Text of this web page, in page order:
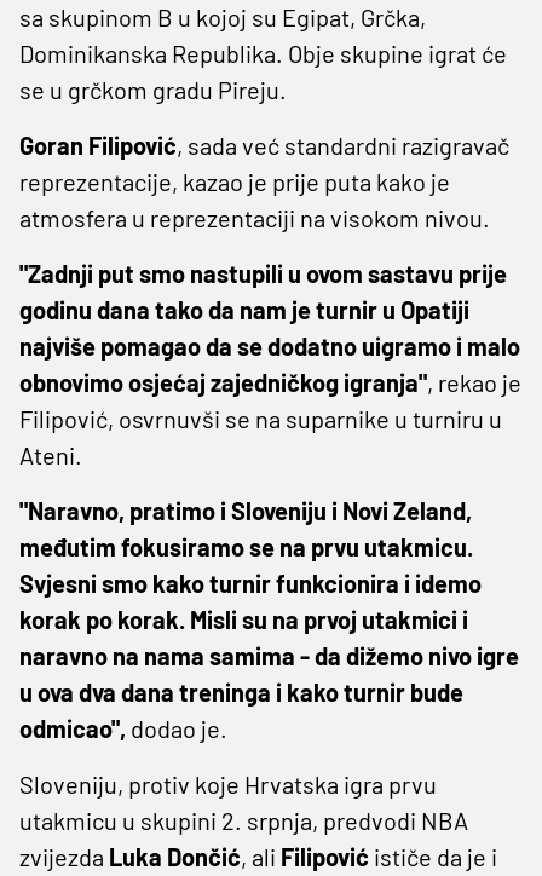
sa skupinom B u kojoj su Egipat, Grčka,
Dominikanska Republika. Obje skupine igrat će
se u grčkom gradu Pireju.
Goran Filipović, sada već standardni razigravač
reprezentacije, kazao je prije puta kako je
atmosfera u reprezentaciji na visokom nivou.
"Zadnji put smo nastupili u ovom sastavu prije
godinu dana tako da nam je turnir u Opatiji
najviše pomagao da se dodatno uigramo i malo
obnovimo osjećaj zajedničkog igranja", rekao je
Filipović, osvrnuvši se na suparnike u turniru u
Ateni.
"Naravno, pratimo i Sloveniju i Novi Zeland,
međutim fokusiramo se na prvu utakmicu.
Svjesni smo kako turnir funkcionira i idemo
korak po korak. Misli su na prvoj utakmici i
naravno na nama samima - da dižemo nivo igre
u ova dva dana treninga i kako turnir bude
odmicao", dodao je.
Sloveniju, protiv koje Hrvatska igra prvu
utakmicu u skupini 2. srpnja, predvodi NBA
zvijezda Luka Dončić, ali Filipović ističe da je i